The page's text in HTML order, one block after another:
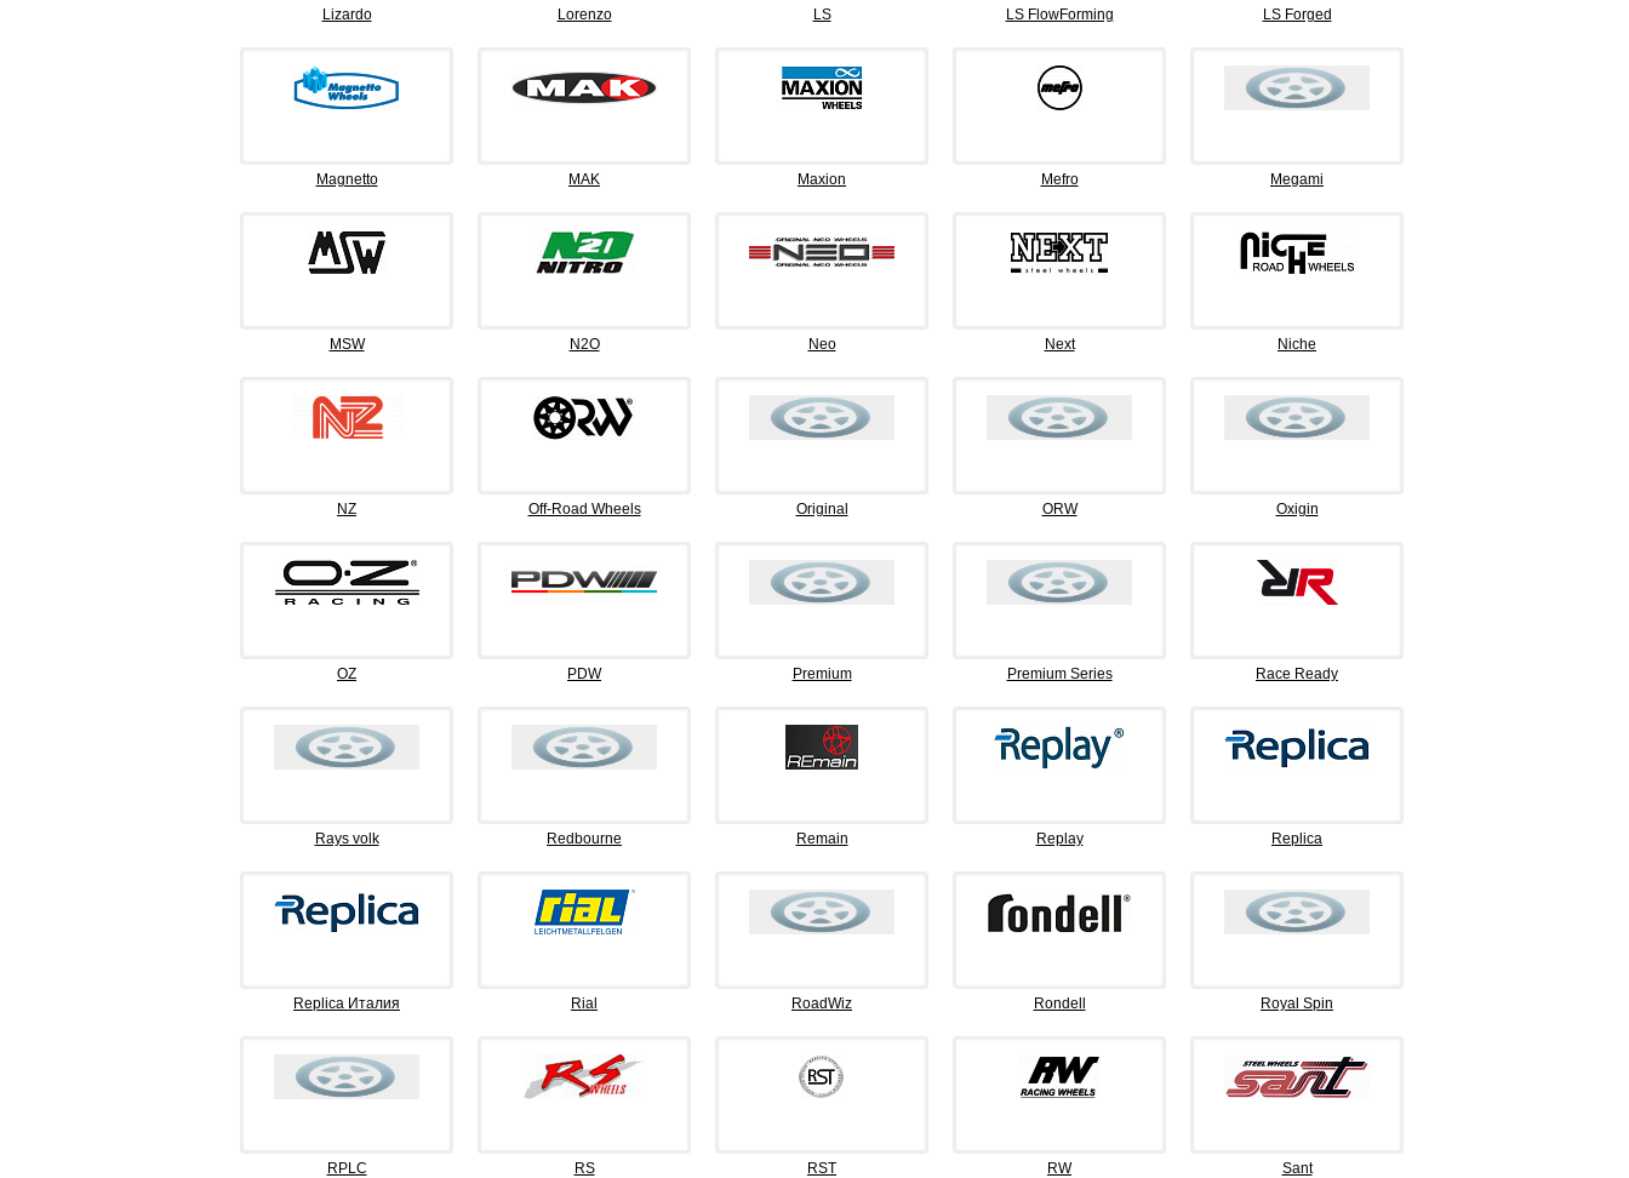
Lizardo Lorenzo LS LS FlowForming LS Forged
Magnetto MAK Maxion Mefro Megami
MSW N2O Neo Next Niche
NZ Off-Road Wheels Original ORW Oxigin
OZ PDW Premium Premium Series Race Ready
Rays volk Redbourne Remain Replay Replica
Replica Италия Rial RoadWiz Rondell Royal Spin
RPLC RS RST RW Sant